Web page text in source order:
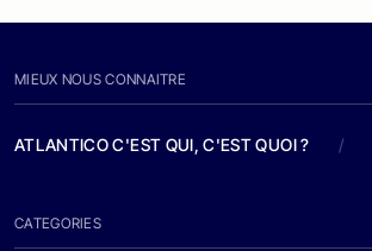
MIEUX NOUS CONNAITRE
ATLANTICO C'EST QUI, C'EST QUOI ? /
CATEGORIES